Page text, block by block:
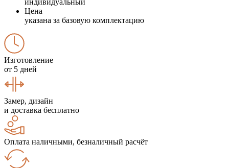
Цена
указана за базовую комплектацию
Изготовление
от 5 дней
Замер, дизайн
и доставка бесплатно
Оплата наличными, безналичный расчёт